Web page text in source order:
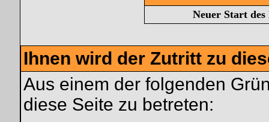
Neuer Start
Ihnen wird der Zutritt zu
Aus einem der folgenden
diese Seite zu betreten: